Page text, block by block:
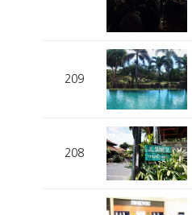
209
208